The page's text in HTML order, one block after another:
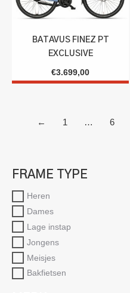
BATAVUS FINEZ PT
EXCLUSIVE
€3.699,00
← 1 … 6
FRAME TYPE
Heren
Dames
Lage instap
Jongens
Meisjes
Bakfietsen